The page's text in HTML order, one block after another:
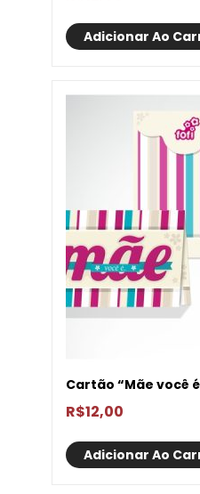
Adicionar Ao
Cartão “Mãe você
R$12,00
Adicionar Ao